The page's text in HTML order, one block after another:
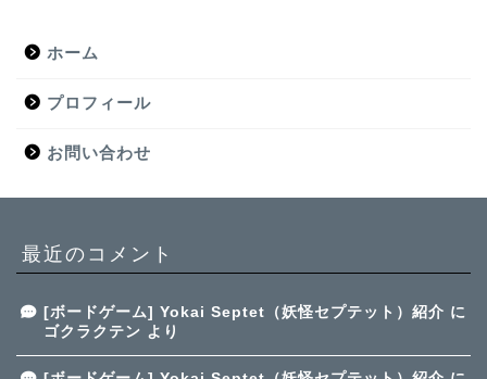
ホーム
プロフィール
お問い合わせ
最近のコメント
[ボードゲーム] Yokai Septet（妖怪セプテット）紹介 に
ゴクラクテン より